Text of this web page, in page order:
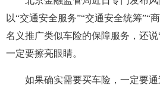
以“交通安全服务”“交通安全统筹”“
名义推广类似车险的保障服务，还说
一定要擦亮眼睛。
如果确实需要买车险，一定要通